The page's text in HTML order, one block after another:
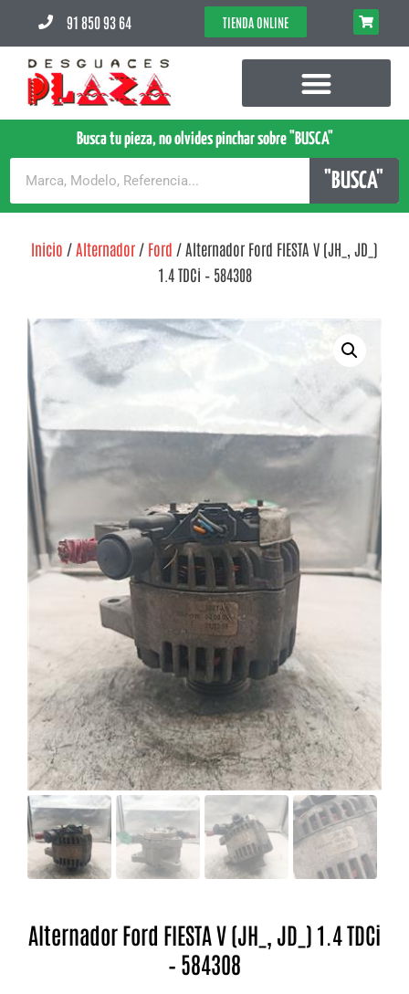
91 850 93 64 TIENDA ONLINE
Busca tu pieza, no olvides pinchar sobre "BUSCA"
"BUSCA"
Inicio / Alternador / Ford / Alternador Ford FIESTA V (JH_, JD_)
1.4 TDCi – 584308
Alternador Ford FIESTA V (JH_, JD_) 1.4 TDCi
– 584308